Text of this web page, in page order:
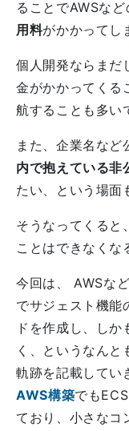
ることでAWSな
用料がかかってし
個人開発ならまだ
金がかかってくる
航することも多い
また、企業名など
内で抱えている非
たい、という場面
そうなってくると
ことはできなくな
今回は、 AWSな
でサジェスト機能
ドを作成し、し
く、というなん
軌跡を記載してい
AWS構築でも
ており、小さなコ